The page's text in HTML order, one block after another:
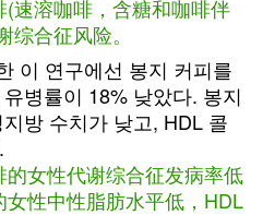
速溶咖啡，含糖和咖啡伴
合征风险。
이 연구에선 봉지 커피를
병률이 18% 낮았다. 봉지
방 수치가 낮고, HDL 콜
女性代谢综合征发病率低
性中性脂肪水平低，HDL